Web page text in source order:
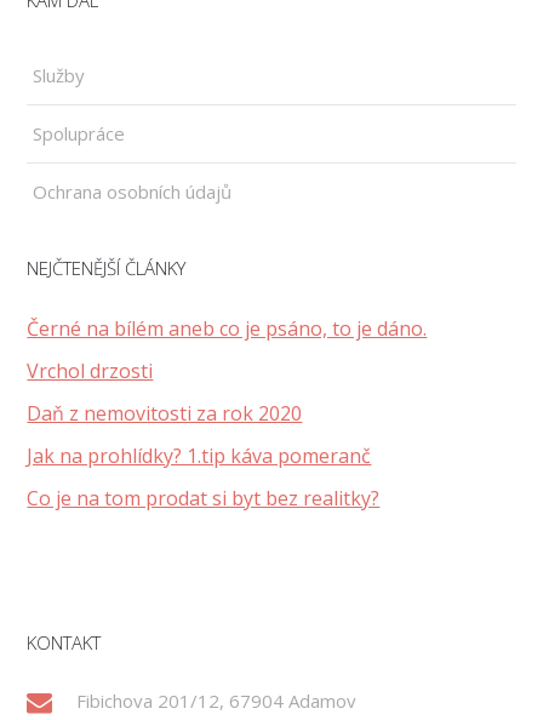
Služby
Spolupráce
Ochrana osobních údajů
NEJČTENĚJŠÍ ČLÁNKY
Černé na bílém aneb co je psáno, to je dáno.
Vrchol drzosti
Daň z nemovitosti za rok 2020
Jak na prohlídky? 1.tip káva pomeranč
Co je na tom prodat si byt bez realitky?
KONTAKT
Fibichova 201/12, 67904 Adamov